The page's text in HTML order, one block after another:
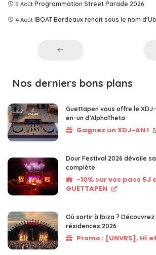
5 Août Programmation Street Parade 2026
4 Août IBOAT Bordeaux renaît sous le nom
Nos derniers bons plans
Guettapen vous offre le
en-un d’AlphaTheta
Gagnez un XDJ-AN !
Dour Festival 2026 dévoile
complète
-10% sur vos pass 5J
GUETTAPEN
Où sortir à Ibiza ?
résidences 2026
Promo : [UNVRS], Hï